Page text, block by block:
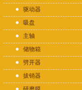
驱动器
吸盘
主轴
储物箱
劈开器
拔销器